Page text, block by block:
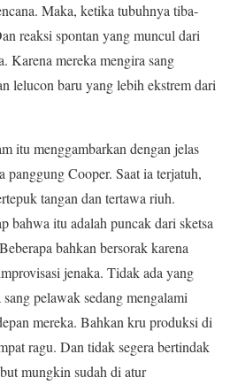
Maka, ketika tubuhnya tiba-
reaksi spontan yang muncul dari
Karena mereka mengira sang
lelucon baru yang lebih ekstrem dari
itu menggambarkan dengan jelas
panggung Cooper. Saat ia terjatuh,
tangan dan tertawa riuh.
bahwa itu adalah puncak dari sketsa
bahkan bersorak karena
jenaka. Tidak ada yang
pelawak sedang mengalami
mereka. Bahkan kru produksi di
ragu. Dan tidak segera bertindak
mungkin sudah di atur